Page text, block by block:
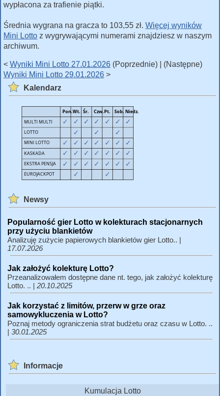
wypłacona za trafienie piątki.
Średnia wygrana na gracza to 103,55 zł. Więcej wyników
Mini Lotto z wygrywającymi numerami znajdziesz w naszym
archiwum.
< Wyniki Mini Lotto 27.01.2026 (Poprzednie) | (Następne)
Wyniki Mini Lotto 29.01.2026 >
Kalendarz
Newsy
Popularność gier Lotto w kolekturach stacjonarnych
przy użyciu blankietów
Analizuję zużycie papierowych blankietów gier Lotto.. |
17.07.2026
Jak założyć kolekturę Lotto?
Przeanalizowałem dostępne dane nt. tego, jak założyć kolekturę
Lotto. .. | 20.10.2025
Jak korzystać z limitów, przerw w grze oraz
samowykluczenia w Lotto?
Poznaj metody ograniczenia strat budżetu oraz czasu w Lotto. ..
| 30.01.2025
Informacje
Kumulacja Lotto